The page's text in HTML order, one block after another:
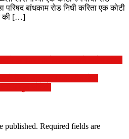
परिषद बांधकाम रोड निधी करिता एक कोटी
की […]
published. Required fields are